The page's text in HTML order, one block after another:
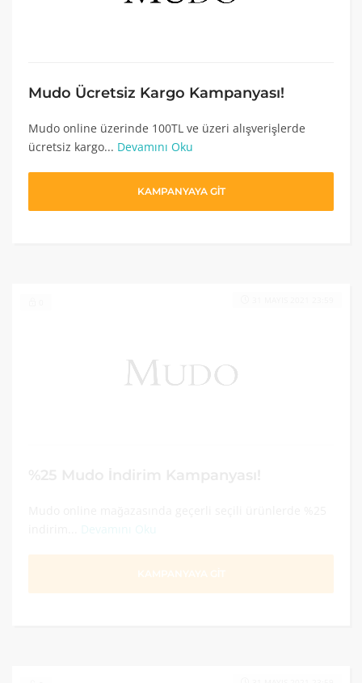
Mudo Ücretsiz Kargo Kampanyası!
Mudo online üzerinde 100TL ve üzeri alışverişlerde
ücretsiz kargo... Devamını Oku
KAMPANYAYA GİT